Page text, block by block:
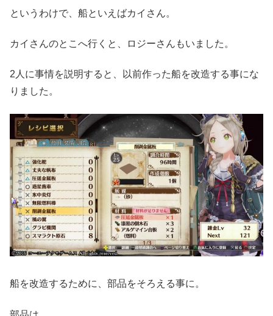
というわけで、船といえばカイさん。
カイさんのとこへ行くと、ロジーさんもいました。
2人に事情を説明すると、以前作った船を改造する事にな
りました。
船を改造するために、部品をそろえる事に。